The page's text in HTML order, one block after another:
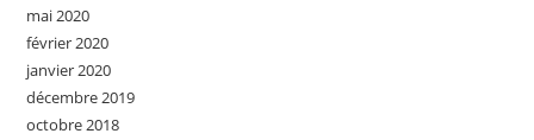
mai 2020
février 2020
janvier 2020
décembre 2019
octobre 2018